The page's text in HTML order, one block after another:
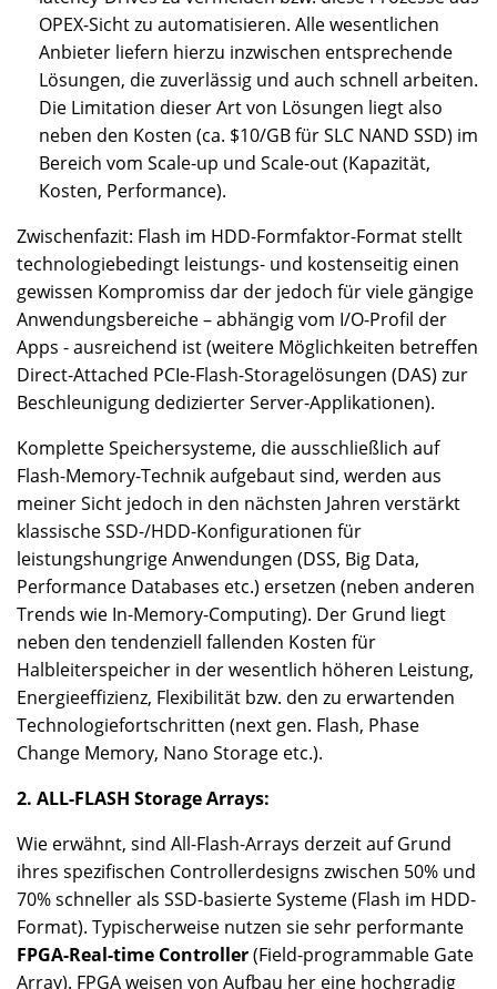
OPEX-Sicht zu automatisieren. Alle wesentlichen
Anbieter liefern hierzu inzwischen entsprechende
Lösungen, die zuverlässig und auch schnell arbeiten.
Die Limitation dieser Art von Lösungen liegt also
neben den Kosten (ca. $10/GB für SLC NAND SSD) im
Bereich vom Scale-up und Scale-out (Kapazität,
Kosten, Performance).
Zwischenfazit: Flash im HDD-Formfaktor-Format stellt
technologiebedingt leistungs- und kostenseitig einen
gewissen Kompromiss dar der jedoch für viele gängige
Anwendungsbereiche – abhängig vom I/O-Profil der
Apps - ausreichend ist (weitere Möglichkeiten betreffen
Direct-Attached PCIe-Flash-Storagelösungen (DAS) zur
Beschleunigung dedizierter Server-Applikationen).
Komplette Speichersysteme, die ausschließlich auf
Flash-Memory-Technik aufgebaut sind, werden aus
meiner Sicht jedoch in den nächsten Jahren verstärkt
klassische SSD-/HDD-Konfigurationen für
leistungshungrige Anwendungen (DSS, Big Data,
Performance Databases etc.) ersetzen (neben anderen
Trends wie In-Memory-Computing). Der Grund liegt
neben den tendenziell fallenden Kosten für
Halbleiterspeicher in der wesentlich höheren Leistung,
Energieeffizienz, Flexibilität bzw. den zu erwartenden
Technologiefortschritten (next gen. Flash, Phase
Change Memory, Nano Storage etc.).
2. ALL-FLASH Storage Arrays:
Wie erwähnt, sind All-Flash-Arrays derzeit auf Grund
ihres spezifischen Controllerdesigns zwischen 50% und
70% schneller als SSD-basierte Systeme (Flash im HDD-
Format). Typischerweise nutzen sie sehr performante
FPGA-Real-time Controller(Field-programmable Gate
Array). FPGA weisen von Aufbau her eine hochgradig